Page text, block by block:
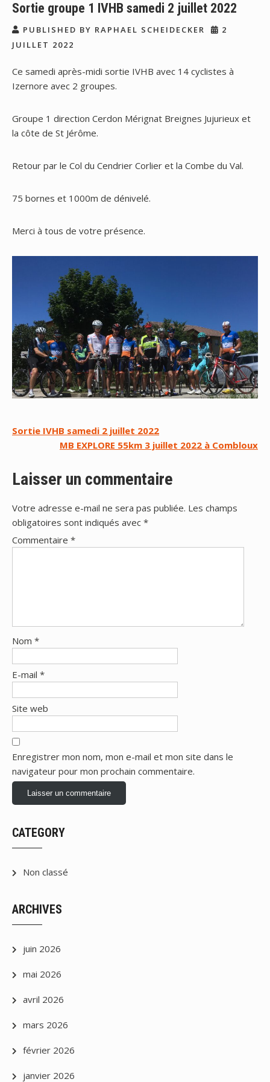
Sortie groupe 1 IVHB samedi 2 juillet 2022
PUBLISHED BY RAPHAEL SCHEIDECKER
2
JUILLET 2022
Ce samedi après-midi sortie IVHB avec 14 cyclistes à
Izernore avec 2 groupes.
Groupe 1 direction Cerdon Mérignat Breignes Jujurieux et
la côte de St Jérôme.
Retour par le Col du Cendrier Corlier et la Combe du Val.
75 bornes et 1000m de dénivelé.
Merci à tous de votre présence.
Navigation
l’article
Sortie IVHB samedi 2 juillet 2022
MB EXPLORE 55km 3 juillet 2022 à Combloux
Laisser un commentaire
Votre adresse e-mail ne sera pas publiée. Les champs
obligatoires sont indiqués avec *
Commentaire *
Nom *
E-mail *
Site web
Enregistrer mon nom, mon e-mail et mon site dans le
navigateur pour mon prochain commentaire.
CATEGORY
Non classé
ARCHIVES
juin 2026
mai 2026
avril 2026
mars 2026
février 2026
janvier 2026